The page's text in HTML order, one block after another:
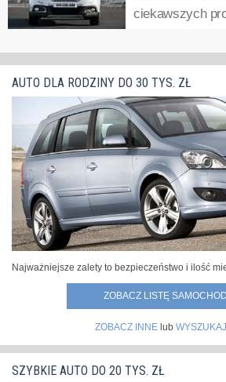
motoryzacyjny zyskał właśnie... »
ciekawszych
2013-2019 model zbiera wśród
pochlebnych opinii. Co ważne, dotyczą
prowadzenia ale też niskiej
AUTO DLA RODZINY DO 30 TYS. ZŁ
Najważniejsze zalety to bezpieczeństwo i ilość
ZOBACZ LISTĘ
ZOBACZ INNElub
SZYBKIE AUTO DO 20 TYS. ZŁ